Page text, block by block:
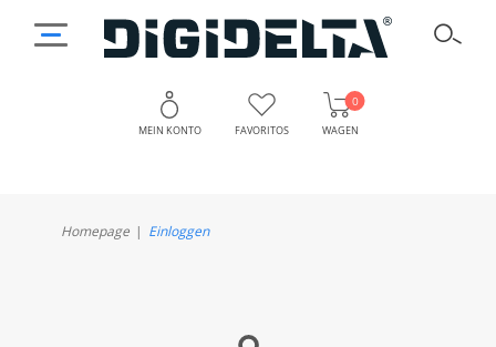
MEIN KONTO FAVORITOS WAGEN
0
Homepage Einloggen